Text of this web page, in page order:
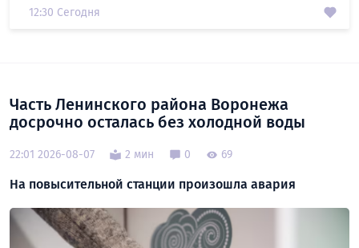
12:30 Сегодня
Часть Ленинского района Воронежа
досрочно осталась без холодной воды
22:01 2026-08-07 2 мин 0 69
На повысительной станции произошла авария